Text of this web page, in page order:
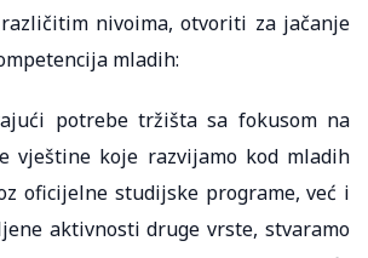
nivoima, otvoriti za jačanje
mladih:
potrebe tržišta sa fokusom na
vještine koje razvijamo kod mladih
oficijelne studijske programe, već i
aktivnosti druge vrste, stvaramo